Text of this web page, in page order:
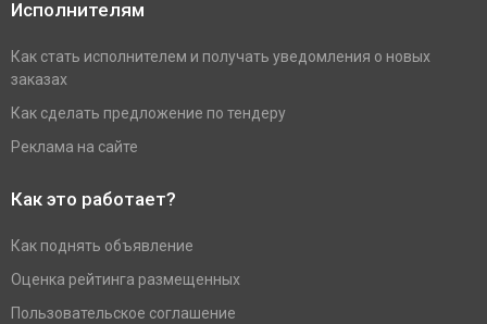
Исполнителям
Как стать исполнителем и получать уведомления о новых
заказах
Как сделать предложение по тендеру
Реклама на сайте
Как это работает?
Как поднять объявление
Оценка рейтинга размещенных
Пользовательское соглашение